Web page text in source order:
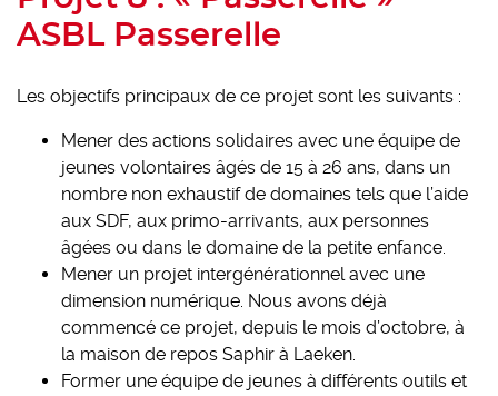
ASBL Passerelle
Les objectifs principaux de ce projet sont les suivants :
Mener des actions solidaires avec une équipe de
jeunes volontaires âgés de 15 à 26 ans, dans un
nombre non exhaustif de domaines tels que l’aide
aux SDF, aux primo-arrivants, aux personnes
âgées ou dans le domaine de la petite enfance.
Mener un projet intergénérationnel avec une
dimension numérique. Nous avons déjà
commencé ce projet, depuis le mois d’octobre, à
la maison de repos Saphir à Laeken.
Former une équipe de jeunes à différents outils et